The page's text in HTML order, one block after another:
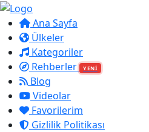
Ana Sayfa
Ülkeler
Kategoriler
Rehberler
YENİ
Blog
Videolar
Favorilerim
Gizlilik Politikası